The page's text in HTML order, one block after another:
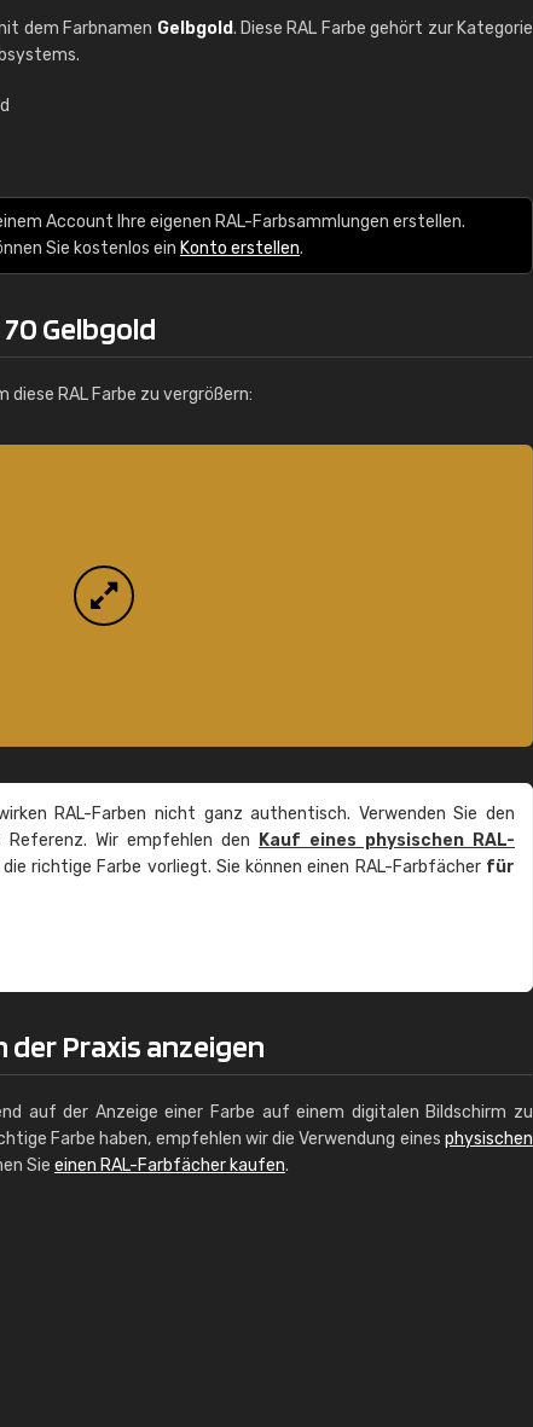
dem Farbnamen Gelbgold. Diese RAL Farbe gehört zur Kategorie
Account Ihre eigenen RAL-Farbsammlungen erstellen.
Sie kostenlos ein Konto erstellen.
Gelbgold
diese RAL Farbe zu vergrößern:
RAL-Farben nicht ganz authentisch. Verwenden Sie den
Wir empfehlen den
Kauf eines physischen RAL-
richtige Farbe vorliegt. Sie können einen RAL-Farbfächer für
der Praxis anzeigen
auf der Anzeige einer Farbe auf einem digitalen Bildschirm zu
Farbe haben, empfehlen wir die Verwendung eines physischen
Sie einen RAL-Farbfächer kaufen.
RAL K7 auf Wasserbasis